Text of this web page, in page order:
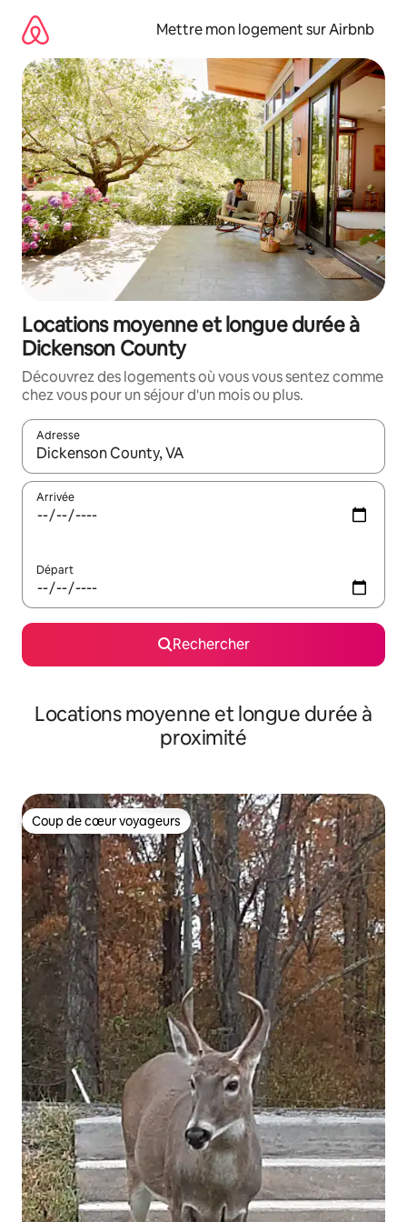
directement
contenu
Mettre mon logement sur Airbnb
Locations moyenne et longue durée à
Dickenson County
Découvrez des logements où vous vous sentez comme
chez vous pour un séjour d'un mois ou plus.
Adresse
Lorsque les résultats s'affichent, utilisez les flèches vers le
Arrivée
Départ
Rechercher
Locations moyenne et longue durée à
proximité
Coup de cœur voyageurs
Coup de cœur voyageurs